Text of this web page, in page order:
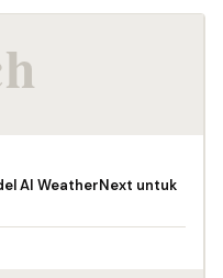
AI WeatherNext untuk